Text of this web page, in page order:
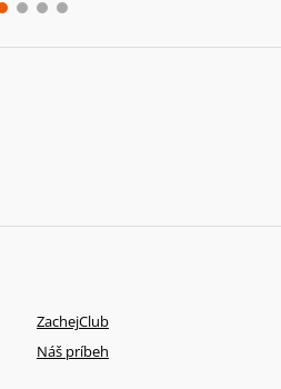
ZachejClub
Náš príbeh